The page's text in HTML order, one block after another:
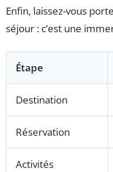
Enfin, laissez-vous
séjour : c’est une
Étape
Destination
Réservation
Activités